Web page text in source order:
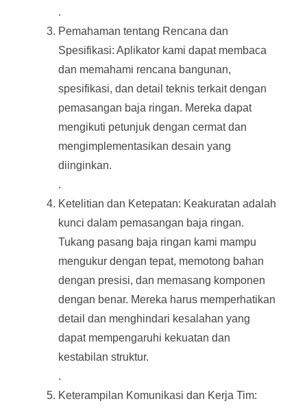
.
Pemahaman tentang Rencana dan
Spesifikasi: Aplikator kami dapat membaca
dan memahami rencana bangunan,
spesifikasi, dan detail teknis terkait dengan
pemasangan baja ringan. Mereka dapat
mengikuti petunjuk dengan cermat dan
mengimplementasikan desain yang
diinginkan.
.
Ketelitian dan Ketepatan: Keakuratan adalah
kunci dalam pemasangan baja ringan.
Tukang pasang baja ringan kami mampu
mengukur dengan tepat, memotong bahan
dengan presisi, dan memasang komponen
dengan benar. Mereka harus memperhatikan
detail dan menghindari kesalahan yang
dapat mempengaruhi kekuatan dan
kestabilan struktur.
.
Keterampilan Komunikasi dan Kerja Tim: